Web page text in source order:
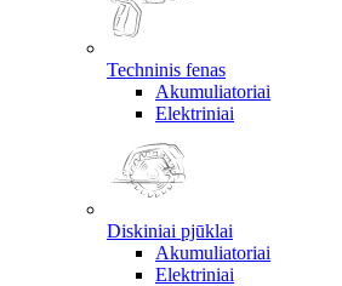
Techninis fenas
Akumuliatoriai
Elektriniai
Diskiniai pjūklai
Akumuliatoriai
Elektriniai